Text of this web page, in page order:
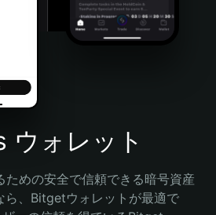
ウォレット
めの安全で信頼できる暗号資産
ら、Bitgetウォレットが最適で